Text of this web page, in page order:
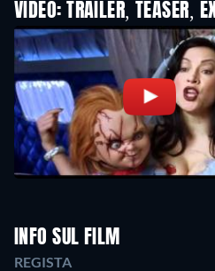
VIDEO: TRAILER, TEASER,
INFO SUL FILM
REGISTA